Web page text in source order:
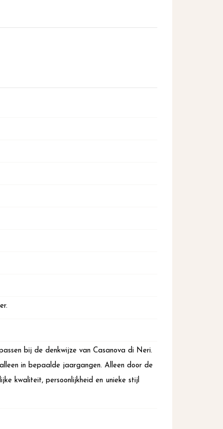
bij de denkwijze van Casanova di Neri.
in bepaalde jaargangen. Alleen door de
kwaliteit, persoonlijkheid en unieke stijl